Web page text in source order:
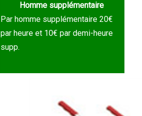
Homme supplémentaire
Par homme supplémentaire 20€
par heure et 10€ par demi-heure
supp.